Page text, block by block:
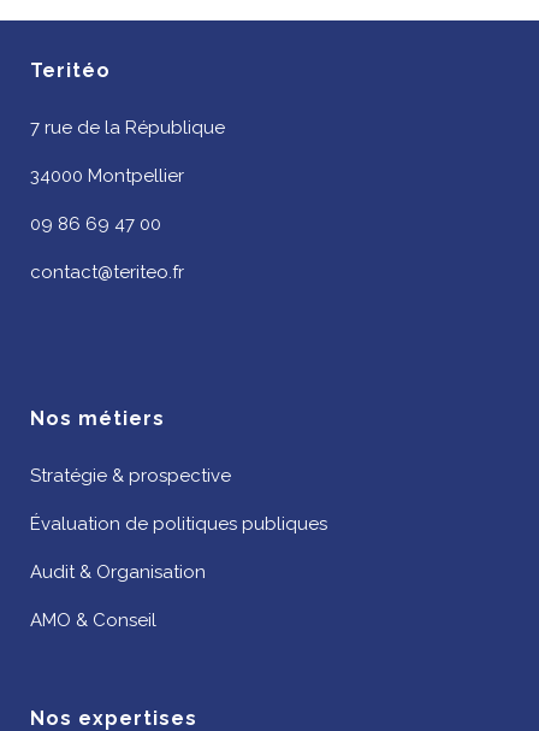
Teritéo
7 rue de la République
34000 Montpellier
09 86 69 47 00
contact@teriteo.fr
Nos métiers
Stratégie & prospective
Évaluation de politiques publiques
Audit & Organisation
AMO & Conseil
Nos expertises